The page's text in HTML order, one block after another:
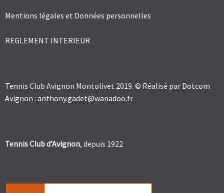
Mentions légales et Données personnelles
REGLEMENT INTERIEUR
Tennis Club Avignon Montolivet 2019. © Réalisé par Dotcom
Avignon : anthony.gadet@wanadoo.fr
Tennis Club d’Avignon, depuis 1922